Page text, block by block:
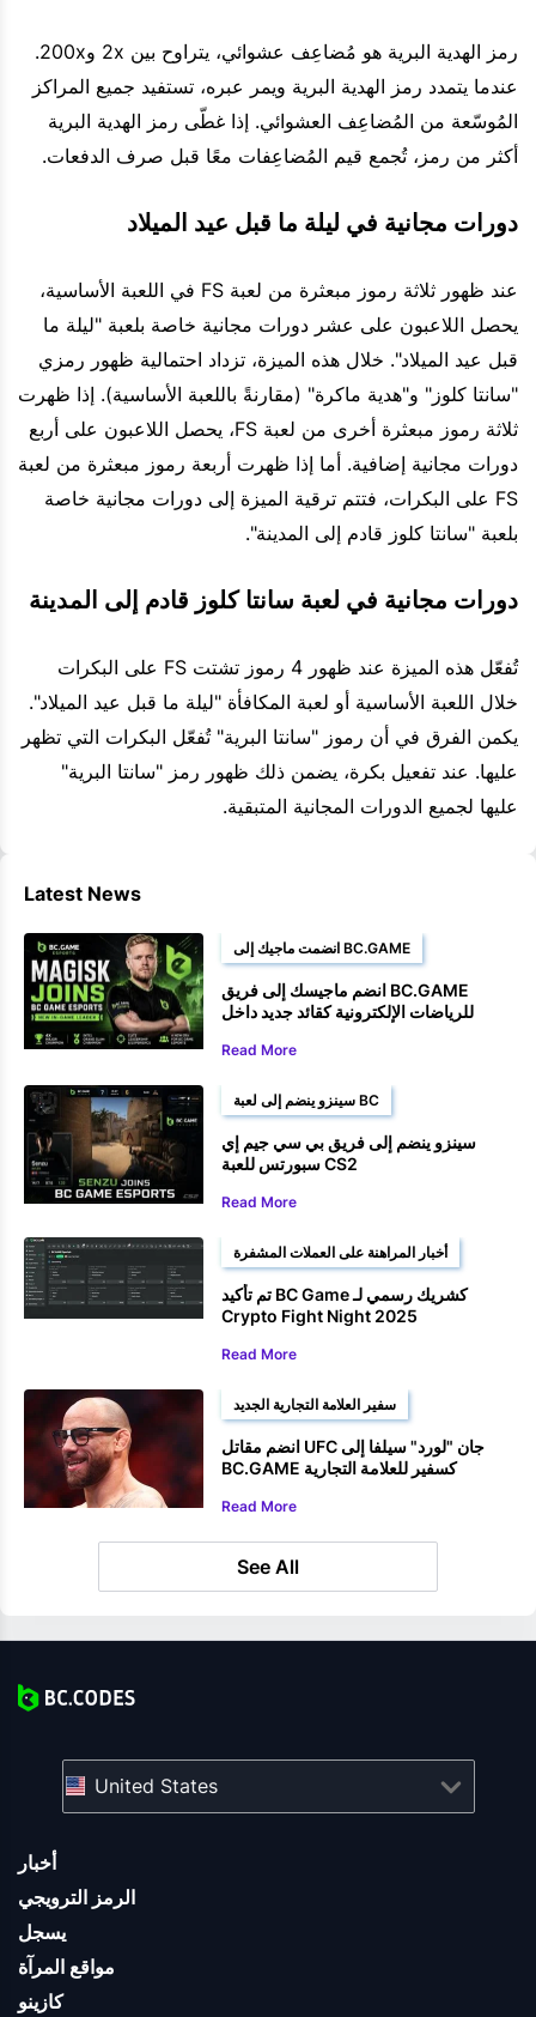
رمز الهدية البرية هو مُضاعِف عشوائي، يتراوح بين 2x و200x.
عندما يتمدد رمز الهدية البرية ويمر عبره، تستفيد جميع المراكز
المُوسّعة من المُضاعِف العشوائي. إذا غطّى رمز الهدية البرية
أكثر من رمز، تُجمع قيم المُضاعِفات معًا قبل صرف الدفعات.
دورات مجانية في ليلة ما قبل عيد الميلاد
عند ظهور ثلاثة رموز مبعثرة من لعبة FS في اللعبة الأساسية،
يحصل اللاعبون على عشر دورات مجانية خاصة بلعبة "ليلة ما
قبل عيد الميلاد". خلال هذه الميزة، تزداد احتمالية ظهور رمزي
"سانتا كلوز" و"هدية ماكرة" (مقارنةً باللعبة الأساسية). إذا ظهرت
ثلاثة رموز مبعثرة أخرى من لعبة FS، يحصل اللاعبون على أربع
دورات مجانية إضافية. أما إذا ظهرت أربعة رموز مبعثرة من لعبة
FS على البكرات، فتتم ترقية الميزة إلى دورات مجانية خاصة
بلعبة "سانتا كلوز قادم إلى المدينة".
دورات مجانية في لعبة سانتا كلوز قادم إلى المدينة
تُفعّل هذه الميزة عند ظهور 4 رموز تشتت FS على البكرات
خلال اللعبة الأساسية أو لعبة المكافأة "ليلة ما قبل عيد الميلاد".
يكمن الفرق في أن رموز "سانتا البرية" تُفعّل البكرات التي تظهر
عليها. عند تفعيل بكرة، يضمن ذلك ظهور رمز "سانتا البرية"
عليها لجميع الدورات المجانية المتبقية.
Latest News
انضمت ماجيك إلى BC.GAME
انضم ماجيسك إلى فريق BC.GAME
للرياضات الإلكترونية كقائد جديد داخل
Read More
سينزو ينضم إلى لعبة BC
سينزو ينضم إلى فريق بي سي جيم إي
سبورتس للعبة CS2
Read More
أخبار المراهنة على العملات المشفرة
تم تأكيد BC Game كشريك رسمي لـ
Crypto Fight Night 2025
Read More
سفير العلامة التجارية الجديد
انضم مقاتل UFC جان "لورد" سيلفا إلى
BC.GAME كسفير للعلامة التجارية
Read More
See All
أخبار
الرمز الترويجي
يسجل
مواقع المرآة
كازينو
United States